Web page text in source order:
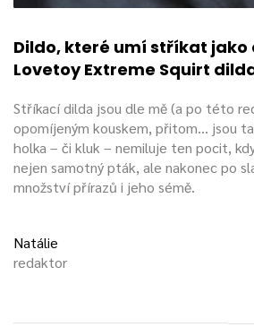
Dildo, které umí stříkat jako
Lovetoy Extreme Squirt
Stříkací dilda jsou dle mě (a po této
opomíjeným kouskem, přitom... jsou
holka – či kluk – nemiluje ten pocit,
nejen samotný pták, ale nakonec po
množství přírazů i jeho sémě.
Natálie
redaktor